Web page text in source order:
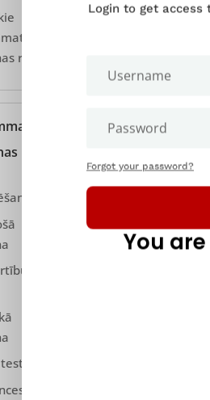
Pirms
rīki
klases
Login to get access
Forgot your password?
You